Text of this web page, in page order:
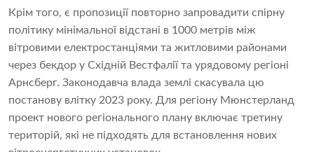
Крім того, є пропозиції повторно запровадити спірну
політику мінімальної відстані в 1000 метрів між
вітровими електростанціями та житловими районами
через бекдор у Східній Вестфалії та урядовому регіоні
Арнсберг. Законодавча влада землі скасувала цю
постанову влітку 2023 року. Для регіону Мюнстерланд
проект нового регіонального плану включає третину
територій, які не підходять для встановлення нових